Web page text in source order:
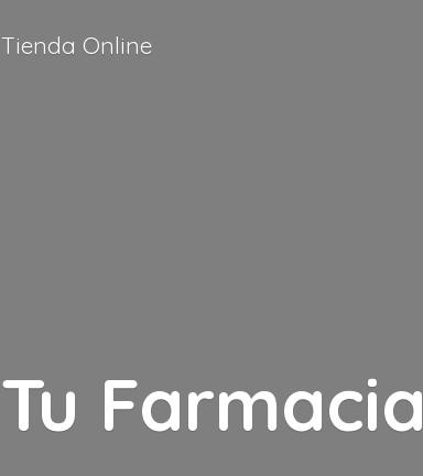
Tu Farmacia
Tienda Online